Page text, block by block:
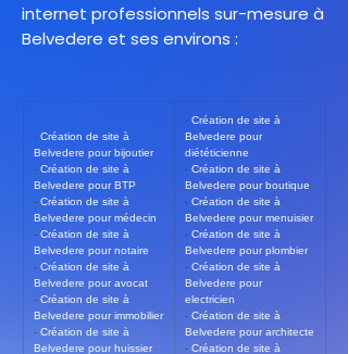
internet professionnels sur-mesure à
Belvedere et ses environs :
- Création de site à
Belvedere pour bijoutier
- Création de site à
Belvedere pour BTP
- Création de site à
Belvedere pour médecin
- Création de site à
Belvedere pour notaire
- Création de site à
Belvedere pour avocat
- Création de site à
Belvedere pour immobilier
- Création de site à
Belvedere pour huissier
- Création de site à
Belvedere pour
diététicienne
- Création de site à
Belvedere pour boutique
- Création de site à
Belvedere pour menuisier
- Création de site à
Belvedere pour plombier
- Création de site à
Belvedere pour
electricien
- Création de site à
Belvedere pour architecte
- Création de site à